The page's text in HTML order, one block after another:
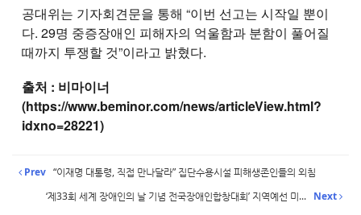
공대위는 기자회견문을 통해 “이번 선고는 시작일 뿐이
다. 29명 중증장애인 피해자의 억울함과 분함이 풀어질
때까지 투쟁할 것”이라고 밝혔다.
출처 : 비마이너
(https://www.beminor.com/news/articleView.html?
idxno=28221)
Prev “이재명 대통령, 직접 만나달라” 집단수용시설 피해생존인들의 외침
‘제33회 세계 장애인의 날 기념 전국장애인합창대회’ 지역예선 미... Next